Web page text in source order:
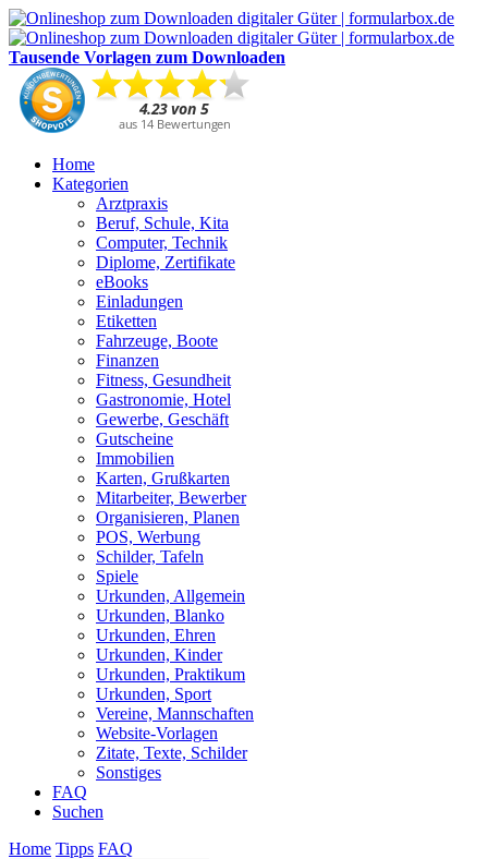
Tausende Vorlagen zum Downloaden
Home
Kategorien
Arztpraxis
Beruf, Schule, Kita
Computer, Technik
Diplome, Zertifikate
eBooks
Einladungen
Etiketten
Fahrzeuge, Boote
Finanzen
Fitness, Gesundheit
Gastronomie, Hotel
Gewerbe, Geschäft
Gutscheine
Immobilien
Karten, Grußkarten
Mitarbeiter, Bewerber
Organisieren, Planen
POS, Werbung
Schilder, Tafeln
Spiele
Urkunden, Allgemein
Urkunden, Blanko
Urkunden, Ehren
Urkunden, Kinder
Urkunden, Praktikum
Urkunden, Sport
Vereine, Mannschaften
Website-Vorlagen
Zitate, Texte, Schilder
Sonstiges
FAQ
Suchen
Home Tipps FAQ